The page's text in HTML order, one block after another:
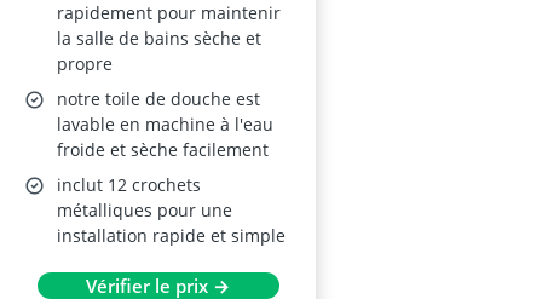
rapidement pour maintenir
la salle de bains sèche et
propre
notre toile de douche est
lavable en machine à l'eau
froide et sèche facilement
inclut 12 crochets
métalliques pour une
installation rapide et simple
Vérifier le prix →